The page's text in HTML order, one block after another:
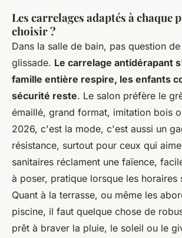
Les carrelages adaptés à chaque
choisir ?
Dans la salle de bain, pas question
glissade. Le carrelage antidérapant
famille entière respire, les enfants
sécurité reste. Le salon préfère le
émaillé, grand format, imitation bois
2026, c'est la mode, c'est aussi un
résistance, surtout pour ceux qui
sanitaires réclament une faïence,
à poser, pratique lorsque les horaires
Quant à la terrasse, ou même les
piscine, il faut quelque chose de
prêt à braver la pluie, le soleil ou le